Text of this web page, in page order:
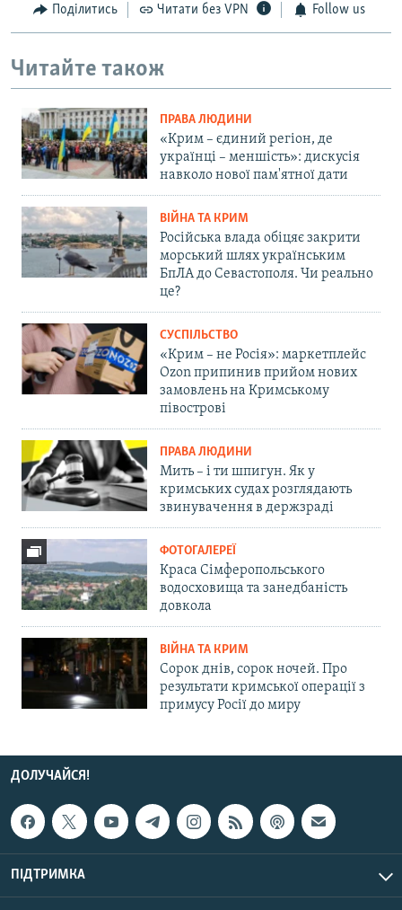
Поділитись Читати без VPN Follow us
Читайте також
ПРАВА ЛЮДИНИ
«Крим – єдиний регіон, де
українці – меншість»: дискусія
навколо нової пам'ятної дати
ВІЙНА ТА КРИМ
Російська влада обіцяє закрити
морський шлях українським
БпЛА до Севастополя. Чи реально
це?
СУСПІЛЬСТВО
«Крим – не Росія»: маркетплейс
Ozon припинив прийом нових
замовлень на Кримському
півострові
ПРАВА ЛЮДИНИ
Мить – і ти шпигун. Як у
кримських судах розглядають
звинувачення в держзраді
ФОТОГАЛЕРЕЇ
Краса Сімферопольського
водосховища та занедбаність
довкола
ВІЙНА ТА КРИМ
Сорок днів, сорок ночей. Про
результати кримської операції з
примусу Росії до миру
ДОЛУЧАЙСЯ!
ПІДТРИМКА